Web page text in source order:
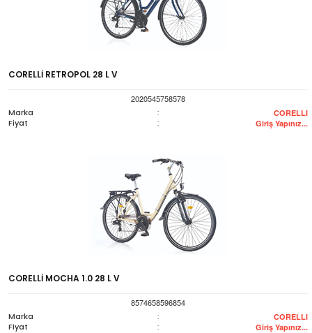
CORELLİ RETROPOL 28 L V
2020545758578
Marka
: CORELLI
Fiyat : Giriş Yapınız...
CORELLİ MOCHA 1.0 28 L V
8574658596854
Marka
: CORELLI
Fiyat : Giriş Yapınız...